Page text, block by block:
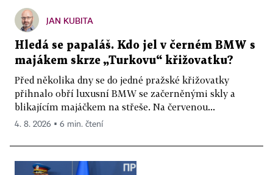
JAN KUBITA
Hledá se papaláš. Kdo jel v černém BMW s
majákem skrze „Turkovu“ křižovatku?
Před několika dny se do jedné pražské křižovatky
přihnalo obří luxusní BMW se začerněnými skly a
blikajícím majáčkem na střeše. Na červenou...
4. 8. 2026 ▪ 6 min. čtení